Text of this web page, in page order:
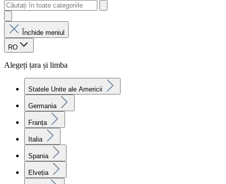
Închide meniul
RO
Alegeți țara și limba
Statele Unite ale Americii
Germania
Franța
Italia
Spania
Elveția